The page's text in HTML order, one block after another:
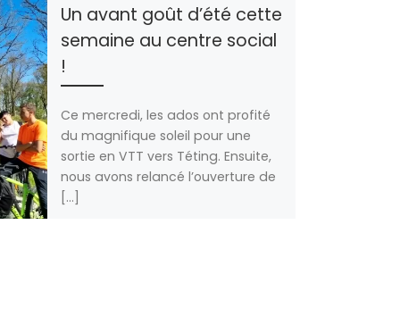
Un avant goût d’été cette
semaine au centre social
!
Ce mercredi, les ados ont profité
du magnifique soleil pour une
sortie en VTT vers Téting. Ensuite,
nous avons relancé l’ouverture de
[…]